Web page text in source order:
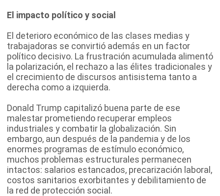
El impacto político y social
El deterioro económico de las clases medias y
trabajadoras se convirtió además en un factor
político decisivo. La frustración acumulada alimentó
la polarización, el rechazo a las élites tradicionales y
el crecimiento de discursos antisistema tanto a
derecha como a izquierda.
Donald Trump capitalizó buena parte de ese
malestar prometiendo recuperar empleos
industriales y combatir la globalización. Sin
embargo, aun después de la pandemia y de los
enormes programas de estímulo económico,
muchos problemas estructurales permanecen
intactos: salarios estancados, precarización laboral,
costos sanitarios exorbitantes y debilitamiento de
la red de protección social.